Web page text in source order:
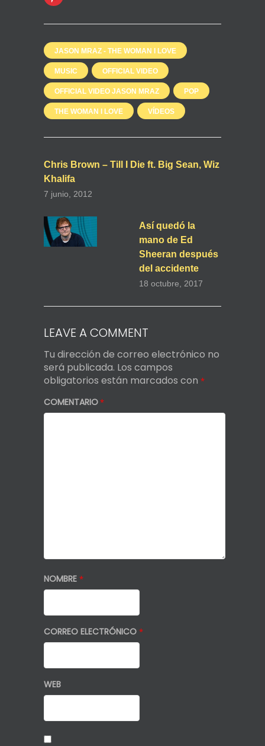
JASON MRAZ - THE WOMAN I LOVE
MUSIC OFFICIAL VIDEO
OFFICIAL VIDEO JASON MRAZ POP
THE WOMAN I LOVE VÍDEOS
Chris Brown – Till I Die ft. Big Sean, Wiz
Khalifa
7 junio, 2012
Así quedó la
mano de Ed
Sheeran después
del accidente
18 octubre, 2017
LEAVE A COMMENT
Tu dirección de correo electrónico no
será publicada. Los campos
obligatorios están marcados con *
COMENTARIO*
NOMBRE *
CORREO ELECTRÓNICO *
WEB